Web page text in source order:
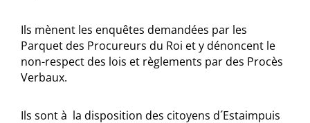
Ils mènent les enquêtes demandées par les
Parquet des Procureurs du Roi et y dénoncent le
non-respect des lois et règlements par des Procès
Verbaux.
Ils sont à la disposition des citoyens d´Estaimpuis